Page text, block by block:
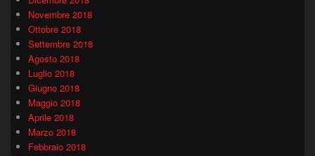
Novembre 2018
Ottobre 2018
Settembre 2018
Agosto 2018
Luglio 2018
Giugno 2018
Maggio 2018
Aprile 2018
Marzo 2018
Febbraio 2018